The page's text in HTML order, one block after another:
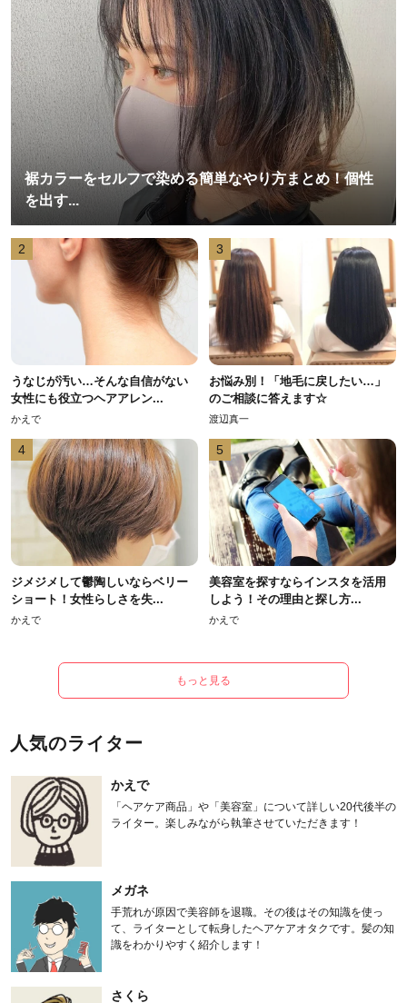
裾カラーをセルフで染める簡単なやり方まとめ！個性
を出す...
2
うなじが汚い…そんな自信がない
女性にも役立つヘアアレン...
かえで
3
お悩み別！「地毛に戻したい…」
のご相談に答えます☆
渡辺真一
4
ジメジメして鬱陶しいならベリー
ショート！女性らしさを失...
かえで
5
美容室を探すならインスタを活用
しよう！その理由と探し方...
かえで
もっと見る
人気のライター
かえで
「ヘアケア商品」や「美容室」について詳しい20代後半の
ライター。楽しみながら執筆させていただきます！
メガネ
手荒れが原因で美容師を退職。その後はその知識を使っ
て、ライターとして転身したヘアケアオタクです。髪の知
識をわかりやすく紹介します！
さくら